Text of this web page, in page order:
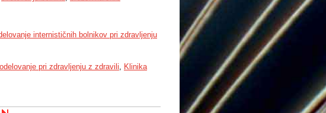
internističnih bolnikov pri zdravljenju
pri zdravljenju z zdravili, Klinika